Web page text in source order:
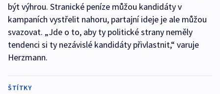
být výhrou. Stranické peníze můžou kandidáty v
kampaních vystřelit nahoru, partajní ideje je ale můžou
svazovat. „Jde o to, aby ty politické strany neměly
tendenci si ty nezávislé kandidáty přivlastnit,“ varuje
Herzmann.
ŠTÍTKY